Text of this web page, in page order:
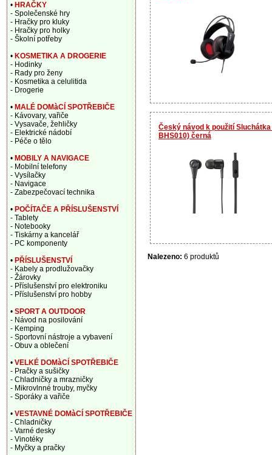
Český návod k použití
BHS010) černá
Nalezeno: 6 produktů
• HRAČKY
- Společenské hry
- Hračky pro kluky
- Hračky pro holky
- Školní potřeby
• KOSMETIKA A DROGERIE
- Hodinky
- Rady pro ženy
- Kosmetika a celulitida
- Drogerie
• MALÉ DOMàCÍ SPOTŘEBIČE
- Kávovary, vařiče
- Vysavače, žehličky
- Elektrické nádobí
- Péče o tělo
• MOBILY A NAVIGACE
- Mobilní telefony
- Vysílačky
- Navigace
- Zabezpečovací technika
• POČÍTAČE A PŘÍSLUŠENSTVÍ
- Tablety
- Notebooky
- Tiskárny a kancelář
- PC komponenty
• PŘÍSLUŠENSTVÍ
- Kabely a prodlužovačky
- Žárovky
- Příslušenství pro elektroniku
- Příslušenství pro hobby
• SPORT A OUTDOOR
- Návod na posilování
- Kemping
- Sportovní nástroje a vybavení
- Obuv a oblečení
• VELKÉ DOMàCÍ SPOTŘEBIČE
- Pračky a sušičky
- Chladničky a mrazničky
- Mikrovlnné trouby, myčky
- Sporáky a vařiče
• VESTAVNÉ DOMàCÍ SPOTŘEBIČE
- Chladničky
- Varné desky
- Vinotéky
- Myčky a pračky